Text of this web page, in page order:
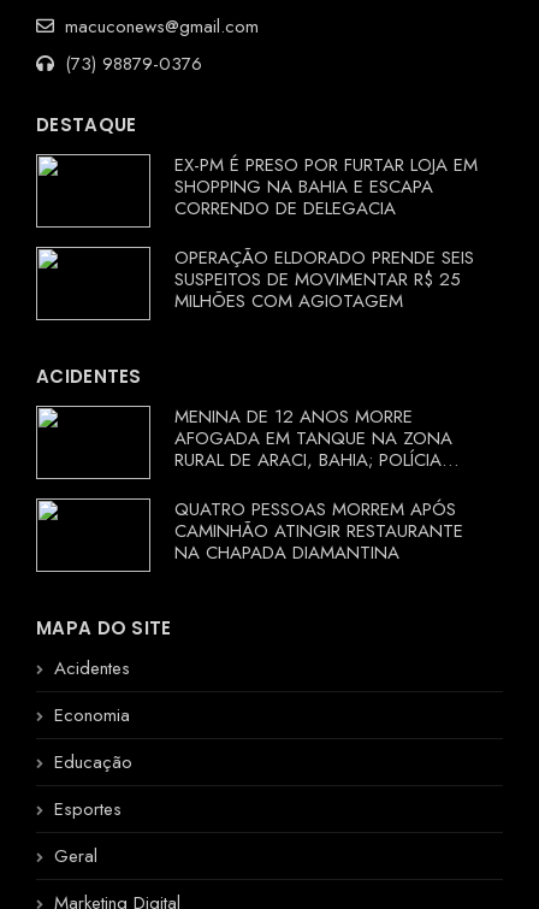
macuconews@gmail.com
(73) 98879-0376
DESTAQUE
EX-PM É PRESO POR FURTAR LOJA EM
SHOPPING NA BAHIA E ESCAPA
CORRENDO DE DELEGACIA
OPERAÇÃO ELDORADO PRENDE SEIS
SUSPEITOS DE MOVIMENTAR R$ 25
MILHÕES COM AGIOTAGEM
ACIDENTES
MENINA DE 12 ANOS MORRE
AFOGADA EM TANQUE NA ZONA
RURAL DE ARACI, BAHIA; POLÍCIA
QUATRO PESSOAS MORREM APÓS
CAMINHÃO ATINGIR RESTAURANTE
NA CHAPADA DIAMANTINA
MAPA DO SITE
Acidentes
Economia
Educação
Esportes
Geral
Marketing Digital